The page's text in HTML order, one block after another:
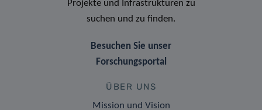
Projekte und Infrastrukturen zu
suchen und zu finden.
Besuchen Sie unser
Forschungsportal
ÜBER UNS
Mission und Vision